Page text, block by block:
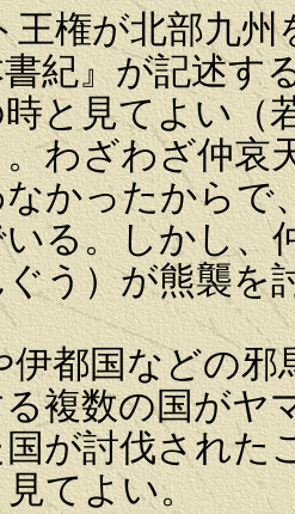
権が北部九州
紀』が記述す
と見てよい（
。わざわざ仲哀
かったからで
る。しかし、
う）が熊襲を
都国などの邪
複数の国がヤ
が討伐された
てよい。